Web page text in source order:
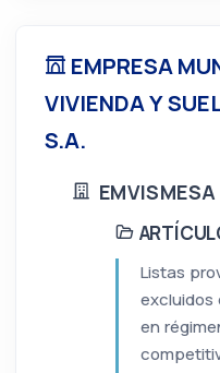
EMPRESA
VIVIENDA Y
S.A.
EMVISMESA
Listas
excluidos
en